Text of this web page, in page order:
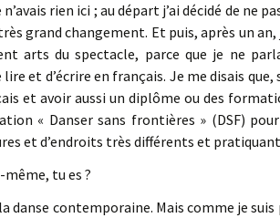
rien ici ; au départ j’ai décidé de ne
grand changement. Et puis, après un an,
arts du spectacle, parce que je ne
lire et d’écrire en français. Je me disais
et avoir aussi un diplôme ou des
« Danser sans frontières » (DSF)
et d’endroits très différents et
tu es ?
danse contemporaine. Mais comme je